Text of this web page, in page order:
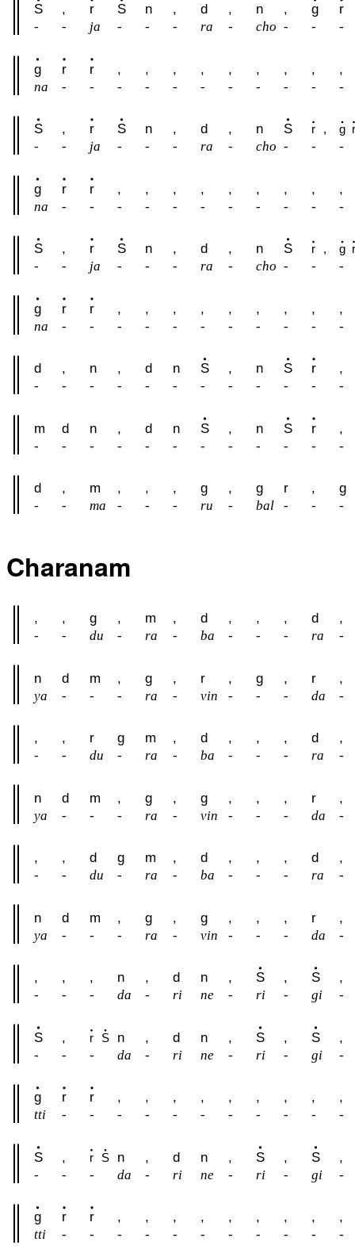
S , r S n , d , n , g r
- - ja - - - ra - cho - - -
g r r , , , , , , , , ,
na - - - - - - - - - - -
S , r S n , d , n S r , g r
- - ja - - - ra - cho - - -
g r r , , , , , , , , ,
na - - - - - - - - - - -
S , r S n , d , n S r , g r
- - ja - - - ra - cho - - -
g r r , , , , , , , , ,
na - - - - - - - - - - -
d , n , d n S , n S r ,
- - - - - - - - - - - -
m d n , d n S , n S r ,
- - - - - - - - - - - -
d , m , , , g , g r , g
- - ma - - - ru - bal - - -
Charanam
, , g , m , d , , , d ,
- - du - ra - ba - - - ra -
n d m , g , r , g , r ,
ya - - - ra - vin - - - da -
, , r g m , d , , , d ,
- - du - ra - ba - - - ra -
n d m , g , g , , , r ,
ya - - - ra - vin - - - da -
, , d g m , d , , , d ,
- - du - ra - ba - - - ra -
n d m , g , g , , , r ,
ya - - - ra - vin - - - da -
, , , n , d n , S , S ,
- - - da - ri ne - ri - gi -
S , r S n , d n , S , S ,
- - - da - ri ne - ri - gi -
g r r , , , , , , , , ,
tti - - - - - - - - - - -
S , r S n , d n , S , S ,
- - - da - ri ne - ri - gi -
g r r , , , , , , , , ,
tti - - - - - - - - - - -